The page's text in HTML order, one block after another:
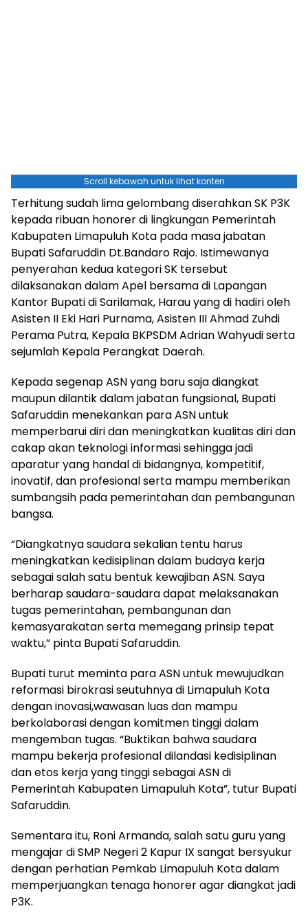
Scroll kebawah untuk lihat konten
Terhitung sudah lima gelombang diserahkan SK P3K
kepada ribuan honorer di lingkungan Pemerintah
Kabupaten Limapuluh Kota pada masa jabatan
Bupati Safaruddin Dt.Bandaro Rajo. Istimewanya
penyerahan kedua kategori SK tersebut
dilaksanakan dalam Apel bersama di Lapangan
Kantor Bupati di Sarilamak, Harau yang di hadiri oleh
Asisten II Eki Hari Purnama, Asisten III Ahmad Zuhdi
Perama Putra, Kepala BKPSDM Adrian Wahyudi serta
sejumlah Kepala Perangkat Daerah.
Kepada segenap ASN yang baru saja diangkat
maupun dilantik dalam jabatan fungsional, Bupati
Safaruddin menekankan para ASN untuk
memperbarui diri dan meningkatkan kualitas diri dan
cakap akan teknologi informasi sehingga jadi
aparatur yang handal di bidangnya, kompetitif,
inovatif, dan profesional serta mampu memberikan
sumbangsih pada pemerintahan dan pembangunan
bangsa.
“Diangkatnya saudara sekalian tentu harus
meningkatkan kedisiplinan dalam budaya kerja
sebagai salah satu bentuk kewajiban ASN. Saya
berharap saudara-saudara dapat melaksanakan
tugas pemerintahan, pembangunan dan
kemasyarakatan serta memegang prinsip tepat
waktu,” pinta Bupati Safaruddin.
Bupati turut meminta para ASN untuk mewujudkan
reformasi birokrasi seutuhnya di Limapuluh Kota
dengan inovasi,wawasan luas dan mampu
berkolaborasi dengan komitmen tinggi dalam
mengemban tugas. “Buktikan bahwa saudara
mampu bekerja profesional dilandasi kedisiplinan
dan etos kerja yang tinggi sebagai ASN di
Pemerintah Kabupaten Limapuluh Kota”, tutur Bupati
Safaruddin.
Sementara itu, Roni Armanda, salah satu guru yang
mengajar di SMP Negeri 2 Kapur IX sangat bersyukur
dengan perhatian Pemkab Limapuluh Kota dalam
memperjuangkan tenaga honorer agar diangkat jadi
P3K.